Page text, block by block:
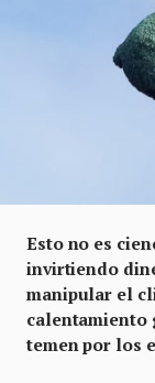
Esto no es
invirtiendo
manipular el
calentamiento
temen por los